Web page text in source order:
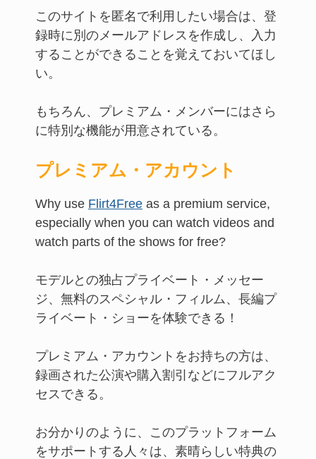
このサイトを匿名で利用したい場合は、登
録時に別のメールアドレスを作成し、入力
することができることを覚えておいてほし
い。
もちろん、プレミアム・メンバーにはさら
に特別な機能が用意されている。
プレミアム・アカウント
Why use Flirt4Free as a premium service,
especially when you can watch videos and
watch parts of the shows for free?
モデルとの独占プライベート・メッセー
ジ、無料のスペシャル・フィルム、長編プ
ライベート・ショーを体験できる！
プレミアム・アカウントをお持ちの方は、
録画された公演や購入割引などにフルアク
セスできる。
お分かりのように、このプラットフォーム
をサポートする人々は、素晴らしい特典の